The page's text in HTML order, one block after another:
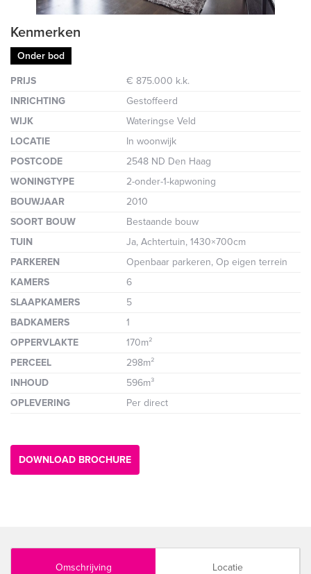
Kenmerken
Onder bod
PRIJS
€ 875.000 k.k.
INRICHTING
Gestoffeerd
WIJK
Wateringse Veld
LOCATIE
In woonwijk
POSTCODE
2548 ND Den Haag
WONINGTYPE
2-onder-1-kapwoning
BOUWJAAR
2010
SOORT BOUW
Bestaande bouw
TUIN
Ja, Achtertuin, 1430×700cm
PARKEREN
Openbaar parkeren, Op eigen terrein
KAMERS
6
SLAAPKAMERS
5
BADKAMERS
1
OPPERVLAKTE
170m²
PERCEEL
298m²
INHOUD
596m³
OPLEVERING
Per direct
DOWNLOAD BROCHURE
Omschrijving Locatie